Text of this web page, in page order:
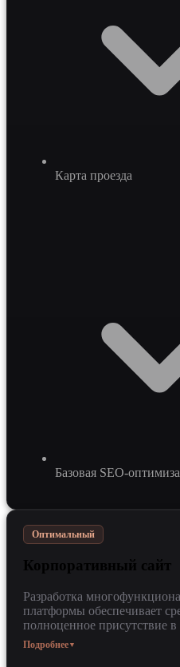
Карта проезда
Базовая SEO-
Оптимальный
Корпоративный сайт
Разработка
платформы обеспечивает
полноценное присутствие
онлайн-бронирования и
объединяет возможности
Подробнее ▼